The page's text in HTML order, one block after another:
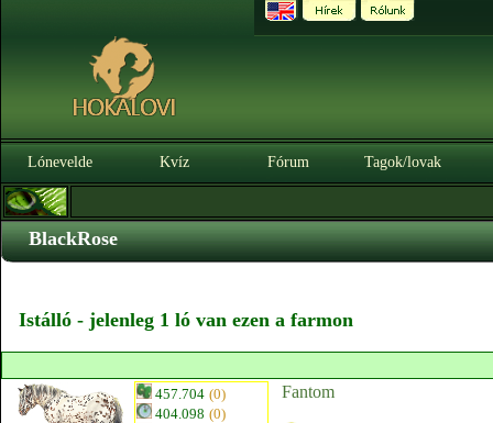
Lónevelde Kvíz Fórum Tagok/lovak
BlackRose
Istálló - jelenleg 1 ló van ezen a farmon
457.704 (0)
404.098 (0)
Fantom